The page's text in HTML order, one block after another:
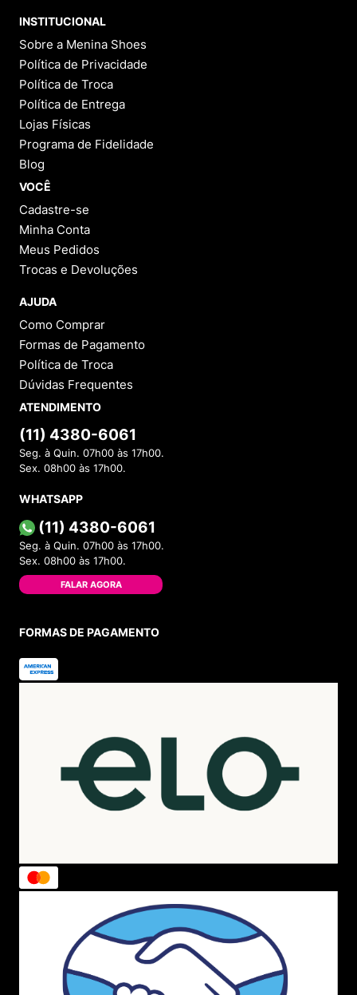
INSTITUCIONAL
Sobre a Menina Shoes
Política de Privacidade
Política de Troca
Política de Entrega
Lojas Físicas
Programa de Fidelidade
Blog
VOCÊ
Cadastre-se
Minha Conta
Meus Pedidos
Trocas e Devoluções
AJUDA
Como Comprar
Formas de Pagamento
Política de Troca
Dúvidas Frequentes
ATENDIMENTO
(11) 4380-6061
Seg. à Quin. 07h00 às 17h00.
Sex. 08h00 às 17h00.
WHATSAPP
(11) 4380-6061
Seg. à Quin. 07h00 às 17h00.
Sex. 08h00 às 17h00.
FALAR AGORA
FORMAS DE PAGAMENTO